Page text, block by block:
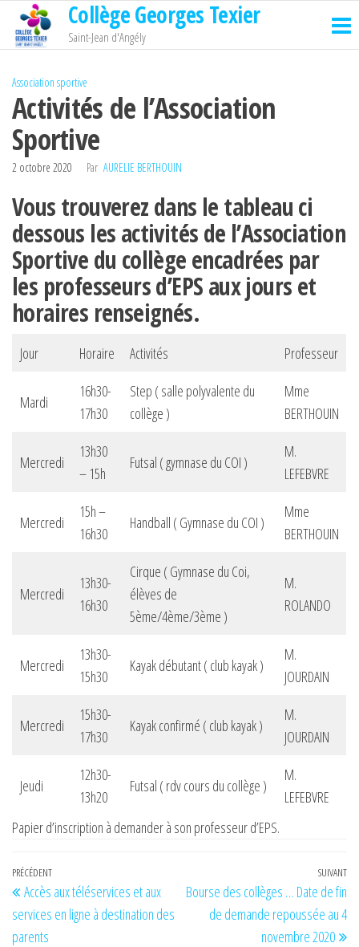
Passer
contenu
Collège Georges Texier
Saint-Jean d'Angély
Association sportive
Activités de l’Association
Sportive
2 octobre 2020 Par AURELIE BERTHOUIN
Vous trouverez dans le tableau ci
dessous les activités de l’Association
Sportive du collège encadrées par
les professeurs d’EPS aux jours et
horaires renseignés.
Jour Horaire Activités Professeur
Mardi
16h30-
17h30
Step ( salle polyvalente du
collège )
Mme
BERTHOUIN
Mercredi
13h30
– 15h
Futsal ( gymnase du COI )
M.
LEFEBVRE
Mercredi
15h –
16h30
Handball ( Gymnase du COI )
Mme
BERTHOUIN
Mercredi
13h30-
16h30
Cirque ( Gymnase du Coi,
élèves de
5ème/4ème/3ème )
M.
ROLANDO
Mercredi
13h30-
15h30
Kayak débutant ( club kayak )
M.
JOURDAIN
Mercredi
15h30-
17h30
Kayak confirmé ( club kayak )
M.
JOURDAIN
Jeudi
12h30-
13h20
Futsal ( rdv cours du collège )
M.
LEFEBVRE
Papier d’inscription à demander à son professeur d’EPS.
Navigation
de
l’article
Article
précédent
PRÉCÉDENT
Accès aux téléservices et aux
services en ligne à destination des
parents
SUIVANT
Bourse des collèges … Date de fin
de demande repoussée au 4
novembre 2020